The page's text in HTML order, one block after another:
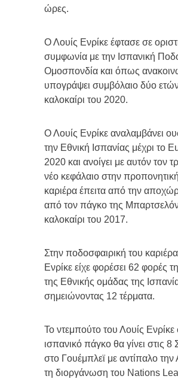
ώρες.
Ο Λουίς Ενρίκε έφτασε σε
συμφωνία με την Ισπανική
Ομοσπονδία και όπως
υπογράψει συμβόλαιο δύο ετών
καλοκαίρι του 2020.
Ο Λουίς Ενρίκε αναλαμβάνει
την Εθνική Ισπανίας μέχρι το
2020 και ανοίγει με αυτόν τον
νέο κεφάλαιο στην
καριέρα έπειτα από την
από τον πάγκο της
καλοκαίρι του 2017.
Στην ποδοσφαιρική του
Ενρίκε είχε φορέσει 62 φορές
της Εθνικής ομάδας της
σημειώνοντας 12 τέρματα.
Το ντεμπούτο του Λουίς Ενρίκε
ισπανικό πάγκο θα γίνει στις 8
στο Γουέμπλεϊ με αντίπαλο την
τη διοργάνωση του Nations